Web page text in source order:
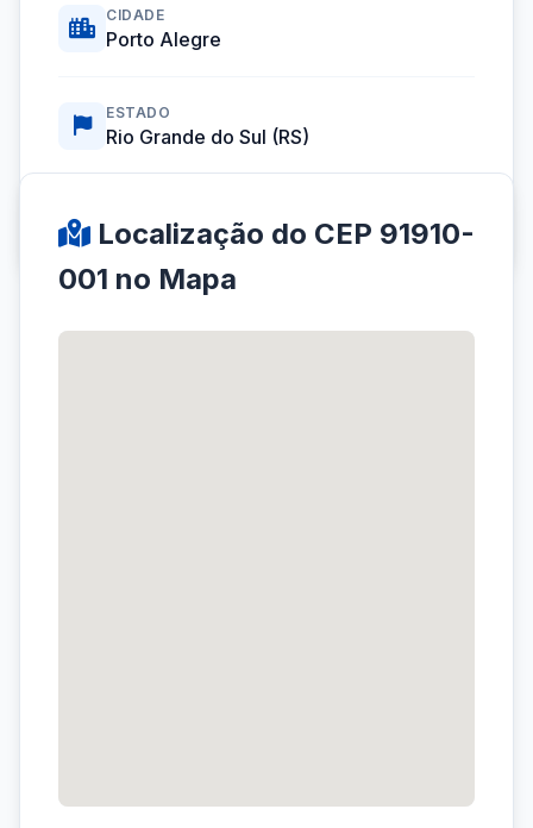
CIDADE
Porto Alegre
ESTADO
Rio Grande do Sul (RS)
Localização do CEP 91910-
001 no Mapa